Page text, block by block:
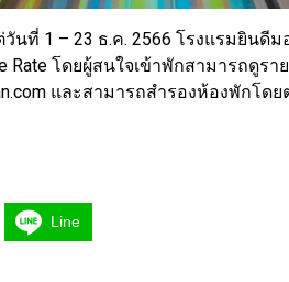
วันที่ 1 – 23 ธ.ค. 2566 โรงแรมยินดี
Rate โดยผู้สนใจเข้าพักสามารถดูร
และสามารถสำรองห้องพักโด
Line